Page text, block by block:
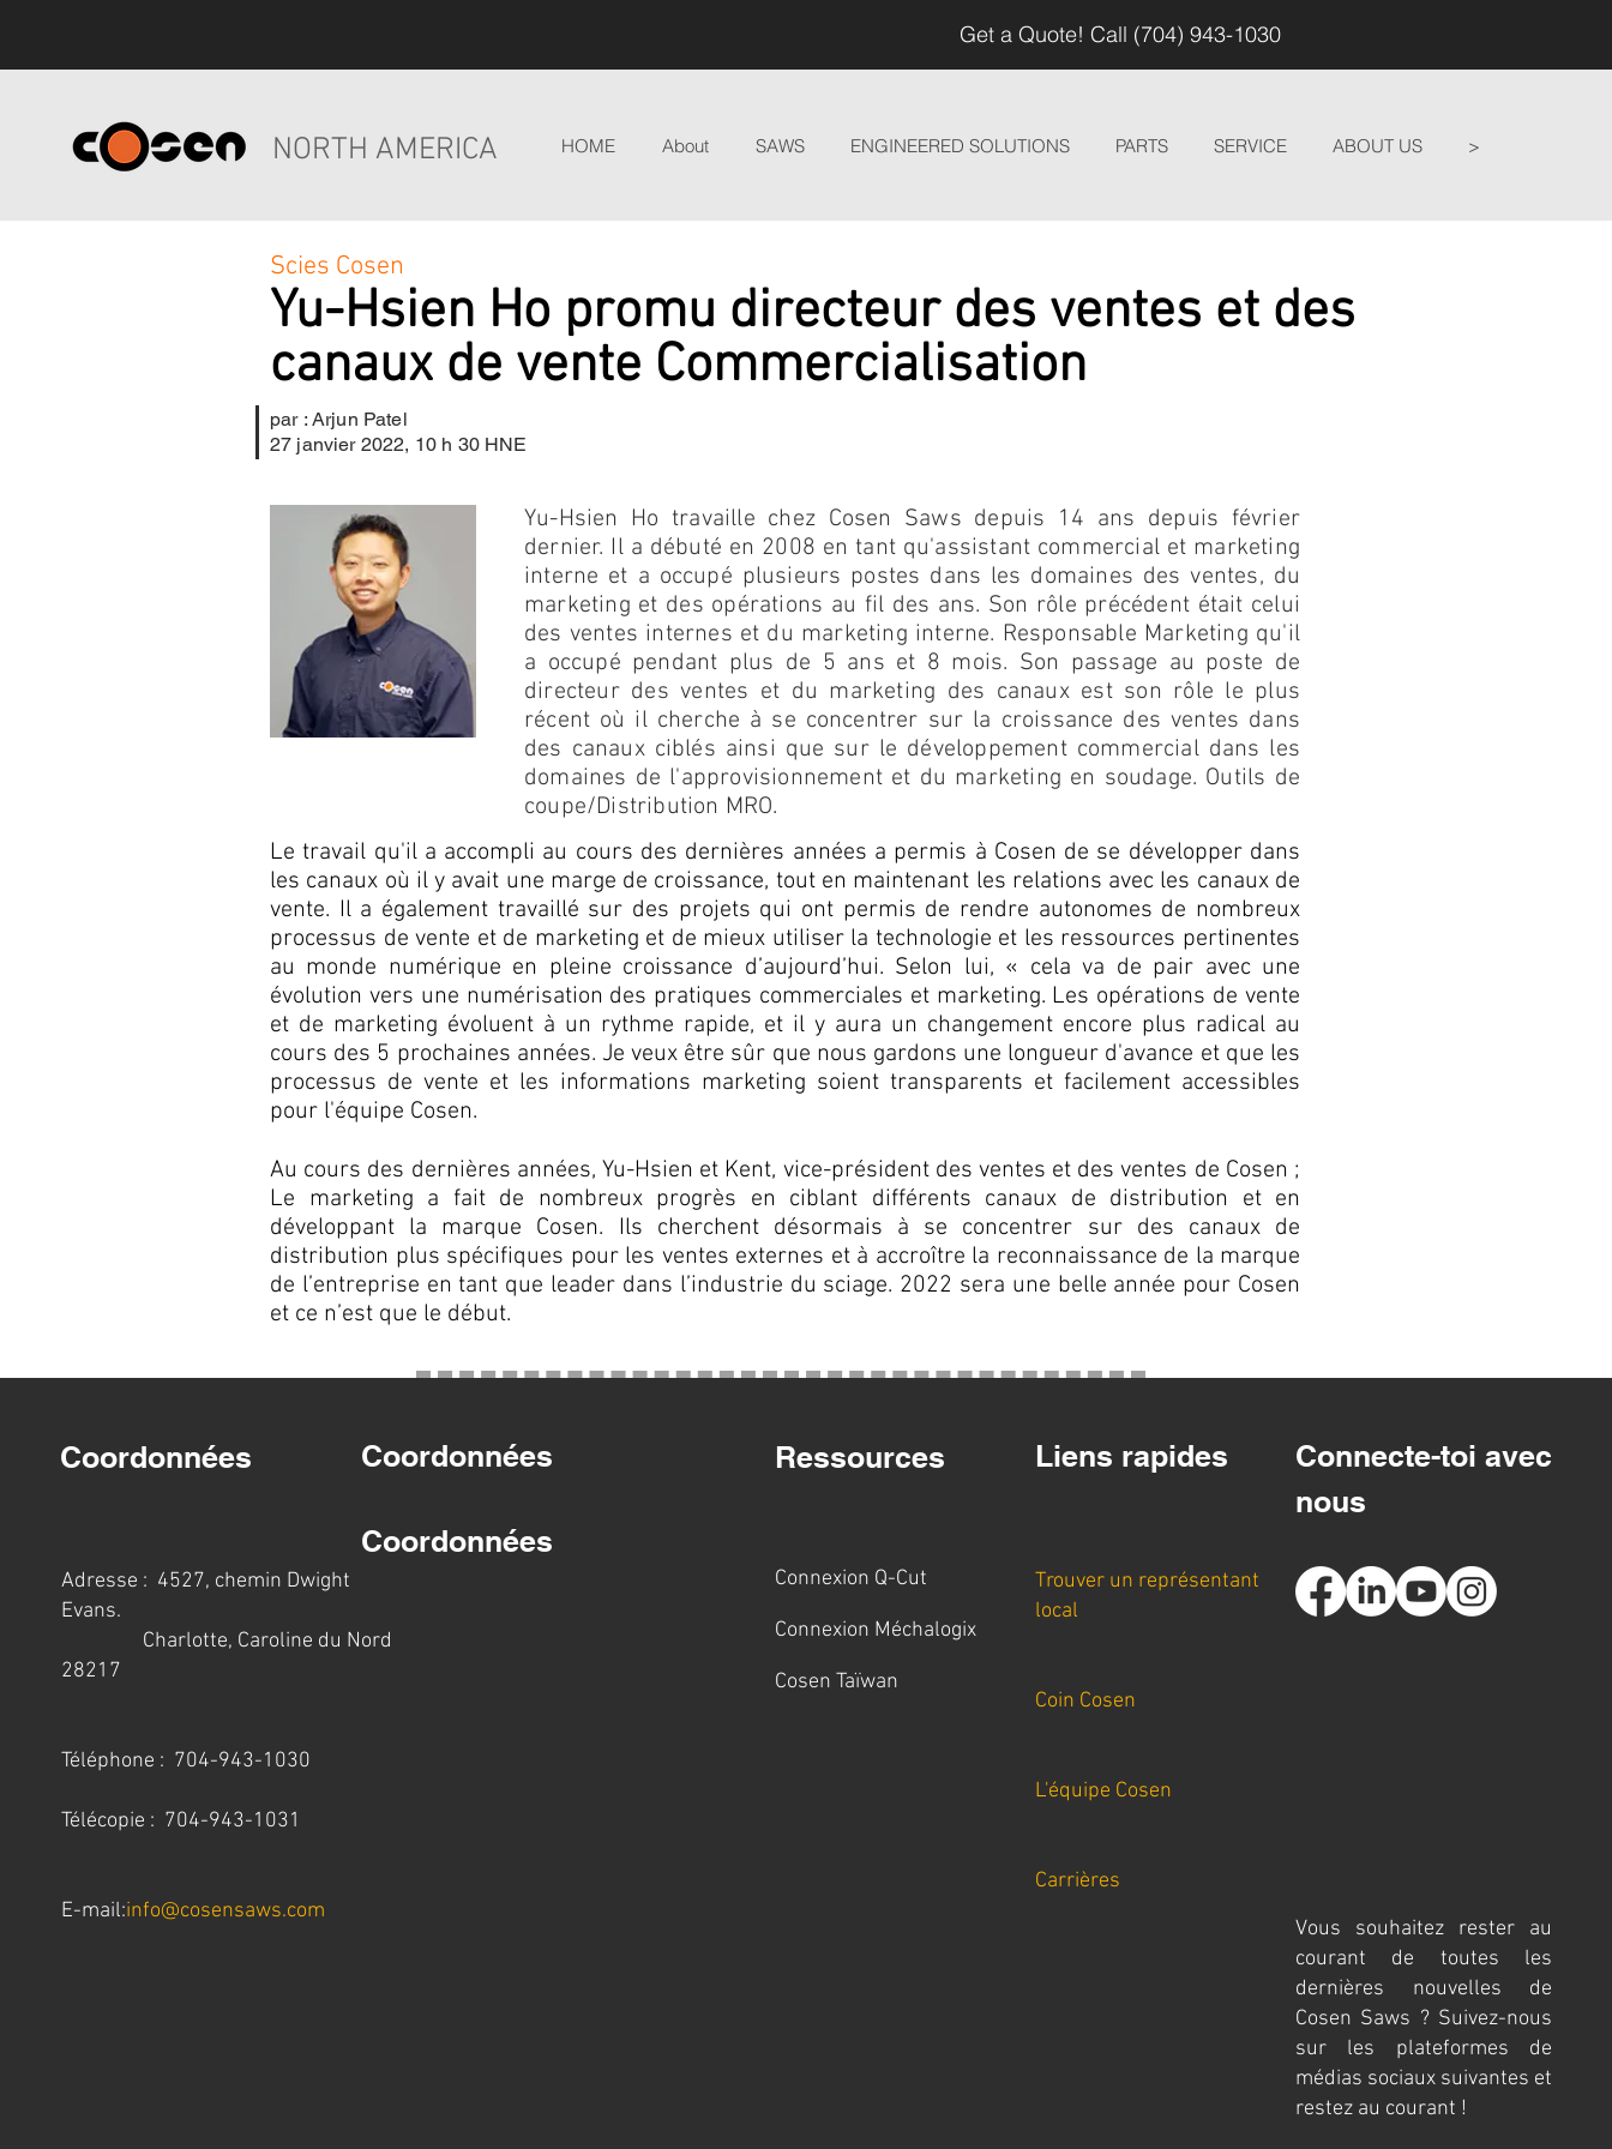
Get a Quote! Call (704) 943-1030
NORTH AMERICA HOME About SAWS ENGINEERED SOLUTIONS PARTS SERVICE ABOUT US >
Scies Cosen
Yu-Hsien Ho promu directeur des ventes et des
canaux de vente Commercialisation
par : Arjun Patel
27 janvier 2022, 10 h 30 HNE
Yu-Hsien Ho travaille chez Cosen Saws depuis 14 ans depuis février
dernier. Il a débuté en 2008 en tant qu'assistant commercial et marketing
interne et a occupé plusieurs postes dans les domaines des ventes, du
marketing et des opérations au fil des ans. Son rôle précédent était celui
des ventes internes et du marketing interne. Responsable Marketing qu'il
a occupé pendant plus de 5 ans et 8 mois. Son passage au poste de
directeur des ventes et du marketing des canaux est son rôle le plus
récent où il cherche à se concentrer sur la croissance des ventes dans
des canaux ciblés ainsi que sur le développement commercial dans les
domaines de l'approvisionnement et du marketing en soudage. Outils de
coupe/Distribution MRO.
Le travail qu'il a accompli au cours des dernières années a permis à Cosen de se développer dans
les canaux où il y avait une marge de croissance, tout en maintenant les relations avec les canaux de
vente. Il a également travaillé sur des projets qui ont permis de rendre autonomes de nombreux
processus de vente et de marketing et de mieux utiliser la technologie et les ressources pertinentes
au monde numérique en pleine croissance d’aujourd’hui. Selon lui, « cela va de pair avec une
évolution vers une numérisation des pratiques commerciales et marketing. Les opérations de vente
et de marketing évoluent à un rythme rapide, et il y aura un changement encore plus radical au
cours des 5 prochaines années. Je veux être sûr que nous gardons une longueur d'avance et que les
processus de vente et les informations marketing soient transparents et facilement accessibles
pour l'équipe Cosen.
Au cours des dernières années, Yu-Hsien et Kent, vice-président des ventes et des ventes de Cosen ;
Le marketing a fait de nombreux progrès en ciblant différents canaux de distribution et en
développant la marque Cosen. Ils cherchent désormais à se concentrer sur des canaux de
distribution plus spécifiques pour les ventes externes et à accroître la reconnaissance de la marque
de l’entreprise en tant que leader dans l’industrie du sciage. 2022 sera une belle année pour Cosen
et ce n’est que le début.
Coordonnées
Adresse : 4527, chemin Dwight
Evans.
Charlotte, Caroline du Nord
28217
Téléphone : 704-943-1030
Télécopie : 704-943-1031
E-mail:info@cosensaws.com
Ressources Liens rapides
Connecte-toi avec
nous
Connexion Q-Cut
Connexion Méchalogix
Cosen Taïwan
Trouver un représentant
local
Coin Cosen
L'équipe Cosen
Carrières
Vous souhaitez rester au
courant de toutes les
dernières nouvelles de
Cosen Saws ? Suivez-nous
sur les plateformes de
médias sociaux suivantes et
restez au courant !
Coordonnées
Coordonnées